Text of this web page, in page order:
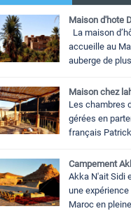
Maison d'hote
La maison
accueille au
auberge de
Maison chez
Les chambres
gérées en
français
Campement
Akka N'ait Sidi
une
Maroc en